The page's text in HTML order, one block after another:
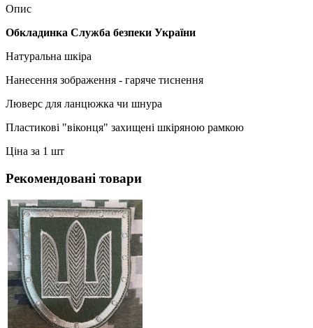
Опис
Обкладинка Служба безпеки України
Натуральна шкіра
Нанесення зображення - гаряче тиснення
Люверс для ланцюжка чи шнура
Пластикові "віконця" захищені шкіряною рамкою
Ціна за 1 шт
Рекомендовані товари